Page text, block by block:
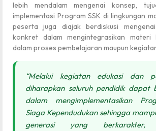
lebih mendalam mengenai konsep,
implementasi Program SSK di lingkungan
peserta juga diajak berdiskusi
konkret dalam mengintegrasikan materi
dalam proses pembelajaran maupun
“Melalui kegiatan edukasi dan
diharapkan seluruh pendidik dapat
dalam mengimplementasikan
Siaga Kependudukan sehingga
generasi yang berkarakter,